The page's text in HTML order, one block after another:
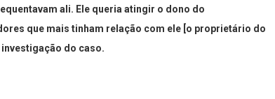
ali. Ele queria atingir o dono do
que mais tinham relação com ele [o proprietário do
do caso.